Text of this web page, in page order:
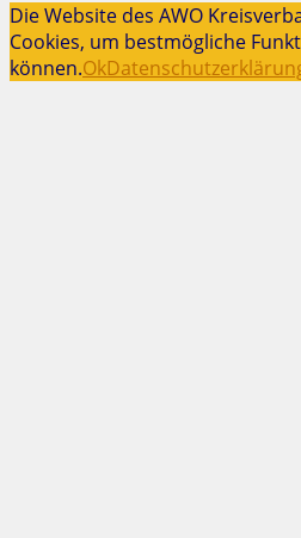
Die Website des AWO
Cookies, um bestmögliche
können.Ok